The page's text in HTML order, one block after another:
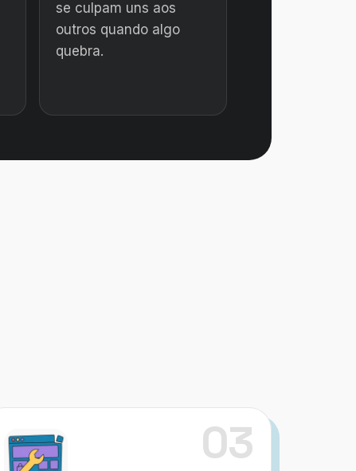
se culpam uns aos
outros quando algo
quebra.
03